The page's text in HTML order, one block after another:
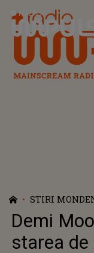
Radio Impuls
STIRI
Demi
starea